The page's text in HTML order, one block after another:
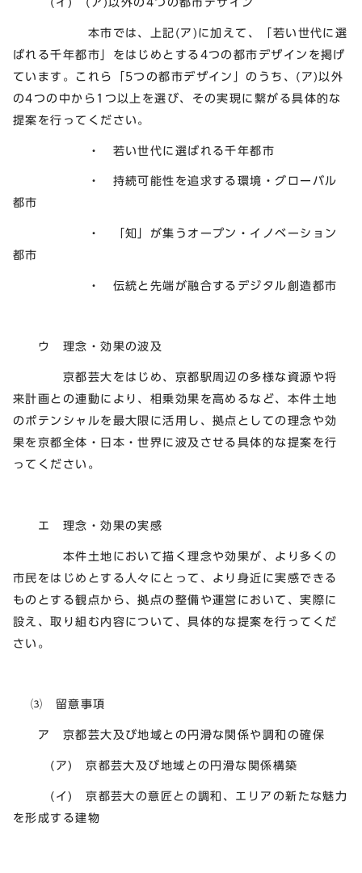
本市では、上記(ア)に加えて、「若い世代に選
ばれる千年都市」をはじめとする4つの都市デザインを掲げ
ています。これら「5つの都市デザイン」のうち、(ア)以外
の4つの中から1つ以上を選び、その実現に繋がる具体的な
提案を行ってください。
・ 若い世代に選ばれる千年都市
・ 持続可能性を追求する環境・グローバル
都市
・ 「知」が集うオープン・イノベーション
都市
・ 伝統と先端が融合するデジタル創造都市
ウ 理念・効果の波及
京都芸大をはじめ、京都駅周辺の多様な資源や将
来計画との連動により、相乗効果を高めるなど、本件土地
のポテンシャルを最大限に活用し、拠点としての理念や効
果を京都全体・日本・世界に波及させる具体的な提案を行
ってください。
エ 理念・効果の実感
本件土地において描く理念や効果が、より多くの
市民をはじめとする人々にとって、より身近に実感できる
ものとする観点から、拠点の整備や運営において、実際に
設え、取り組む内容について、具体的な提案を行ってくだ
さい。
⑶ 留意事項
ア 京都芸大及び地域との円滑な関係や調和の確保
(ア) 京都芸大及び地域との円滑な関係構築
(イ) 京都芸大の意匠との調和、エリアの新たな魅力
を形成する建物